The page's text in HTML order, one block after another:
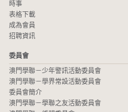
時事
表格下載
成為會員
招聘資訊
委員會
澳門學聯－少年警訊活動委員會
澳門學聯－學界常設活動委員會
委員會簡介
澳門學聯－學聯之友活動委員會